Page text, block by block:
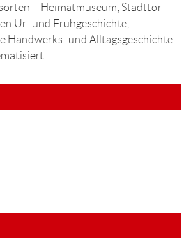
– Heimatmuseum, Stadttor
Ur- und Frühgeschichte,
Handwerks- und Alltagsgeschichte